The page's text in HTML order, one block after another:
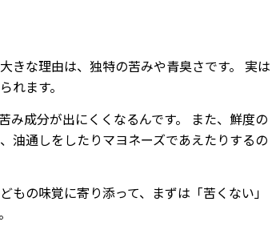
きな理由は、独特の苦みや青臭さです。 実は
れます。
み成分が出にくくなるんです。 また、鮮度の
油通しをしたりマヨネーズであえたりするの
もの味覚に寄り添って、まずは「苦くない」